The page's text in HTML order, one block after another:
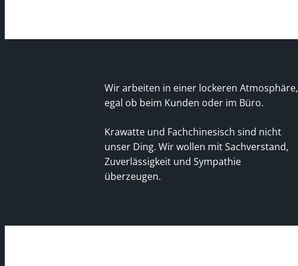
Wir arbeiten in einer lockeren Atmosphäre,
egal ob beim Kunden oder im Büro.
Krawatte und Fachchinesisch sind nicht
unser Ding. Wir wollen mit Sachverstand,
Zuverlässigkeit und Sympathie
überzeugen.